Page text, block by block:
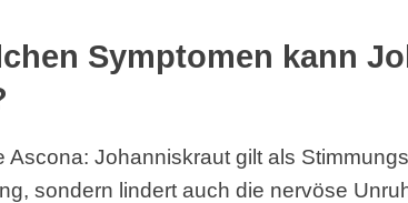
Symptomen kann
Ascona: Johanniskraut gilt als
sondern lindert auch die nervöse